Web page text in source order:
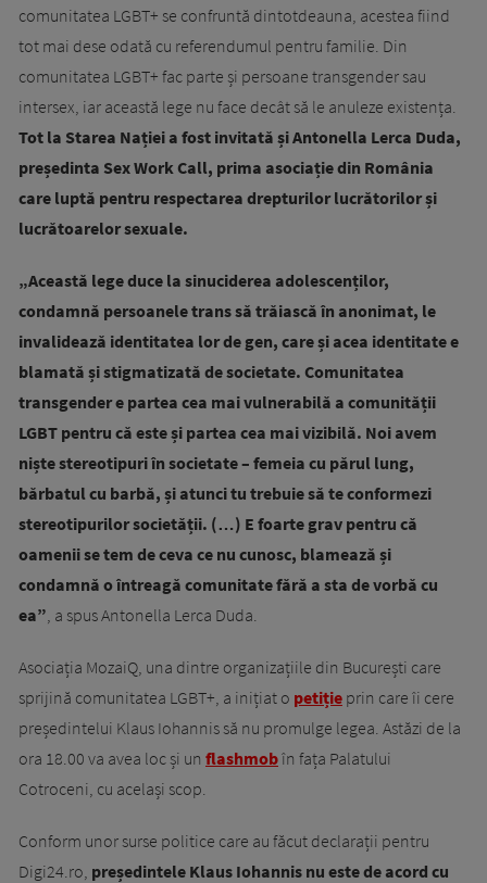
comunitatea LGBT+ se confruntă dintotdeauna, acestea fiind
tot mai dese odată cu referendumul pentru familie. Din
comunitatea LGBT+ fac parte și persoane transgender sau
intersex, iar această lege nu face decât să le anuleze existența.
Tot la Starea Nației a fost invitată și Antonella Lerca Duda,
președinta Sex Work Call, prima asociație din România
care luptă pentru respectarea drepturilor lucrătorilor și
lucrătoarelor sexuale.
„Această lege duce la sinuciderea adolescenților,
condamnă persoanele trans să trăiască în anonimat, le
invalidează identitatea lor de gen, care și acea identitate e
blamată și stigmatizată de societate. Comunitatea
transgender e partea cea mai vulnerabilă a comunității
LGBT pentru că este și partea cea mai vizibilă. Noi avem
niște stereotipuri în societate – femeia cu părul lung,
bărbatul cu barbă, și atunci tu trebuie să te conformezi
stereotipurilor societății. (…) E foarte grav pentru că
oamenii se tem de ceva ce nu cunosc, blamează și
condamnă o întreagă comunitate fără a sta de vorbă cu
ea” , a spus Antonella Lerca Duda.
Asociația MozaiQ, una dintre organizațiile din București care
sprijină comunitatea LGBT+, a inițiat o petiție prin care îi cere
președintelui Klaus Iohannis să nu promulge legea. Astăzi de la
ora 18.00 va avea loc și un flashmobîn fața Palatului
Cotroceni, cu același scop.
Conform unor surse politice care au făcut declarații pentru
Digi24.ro, președintele Klaus Iohannis nu este de acord cu